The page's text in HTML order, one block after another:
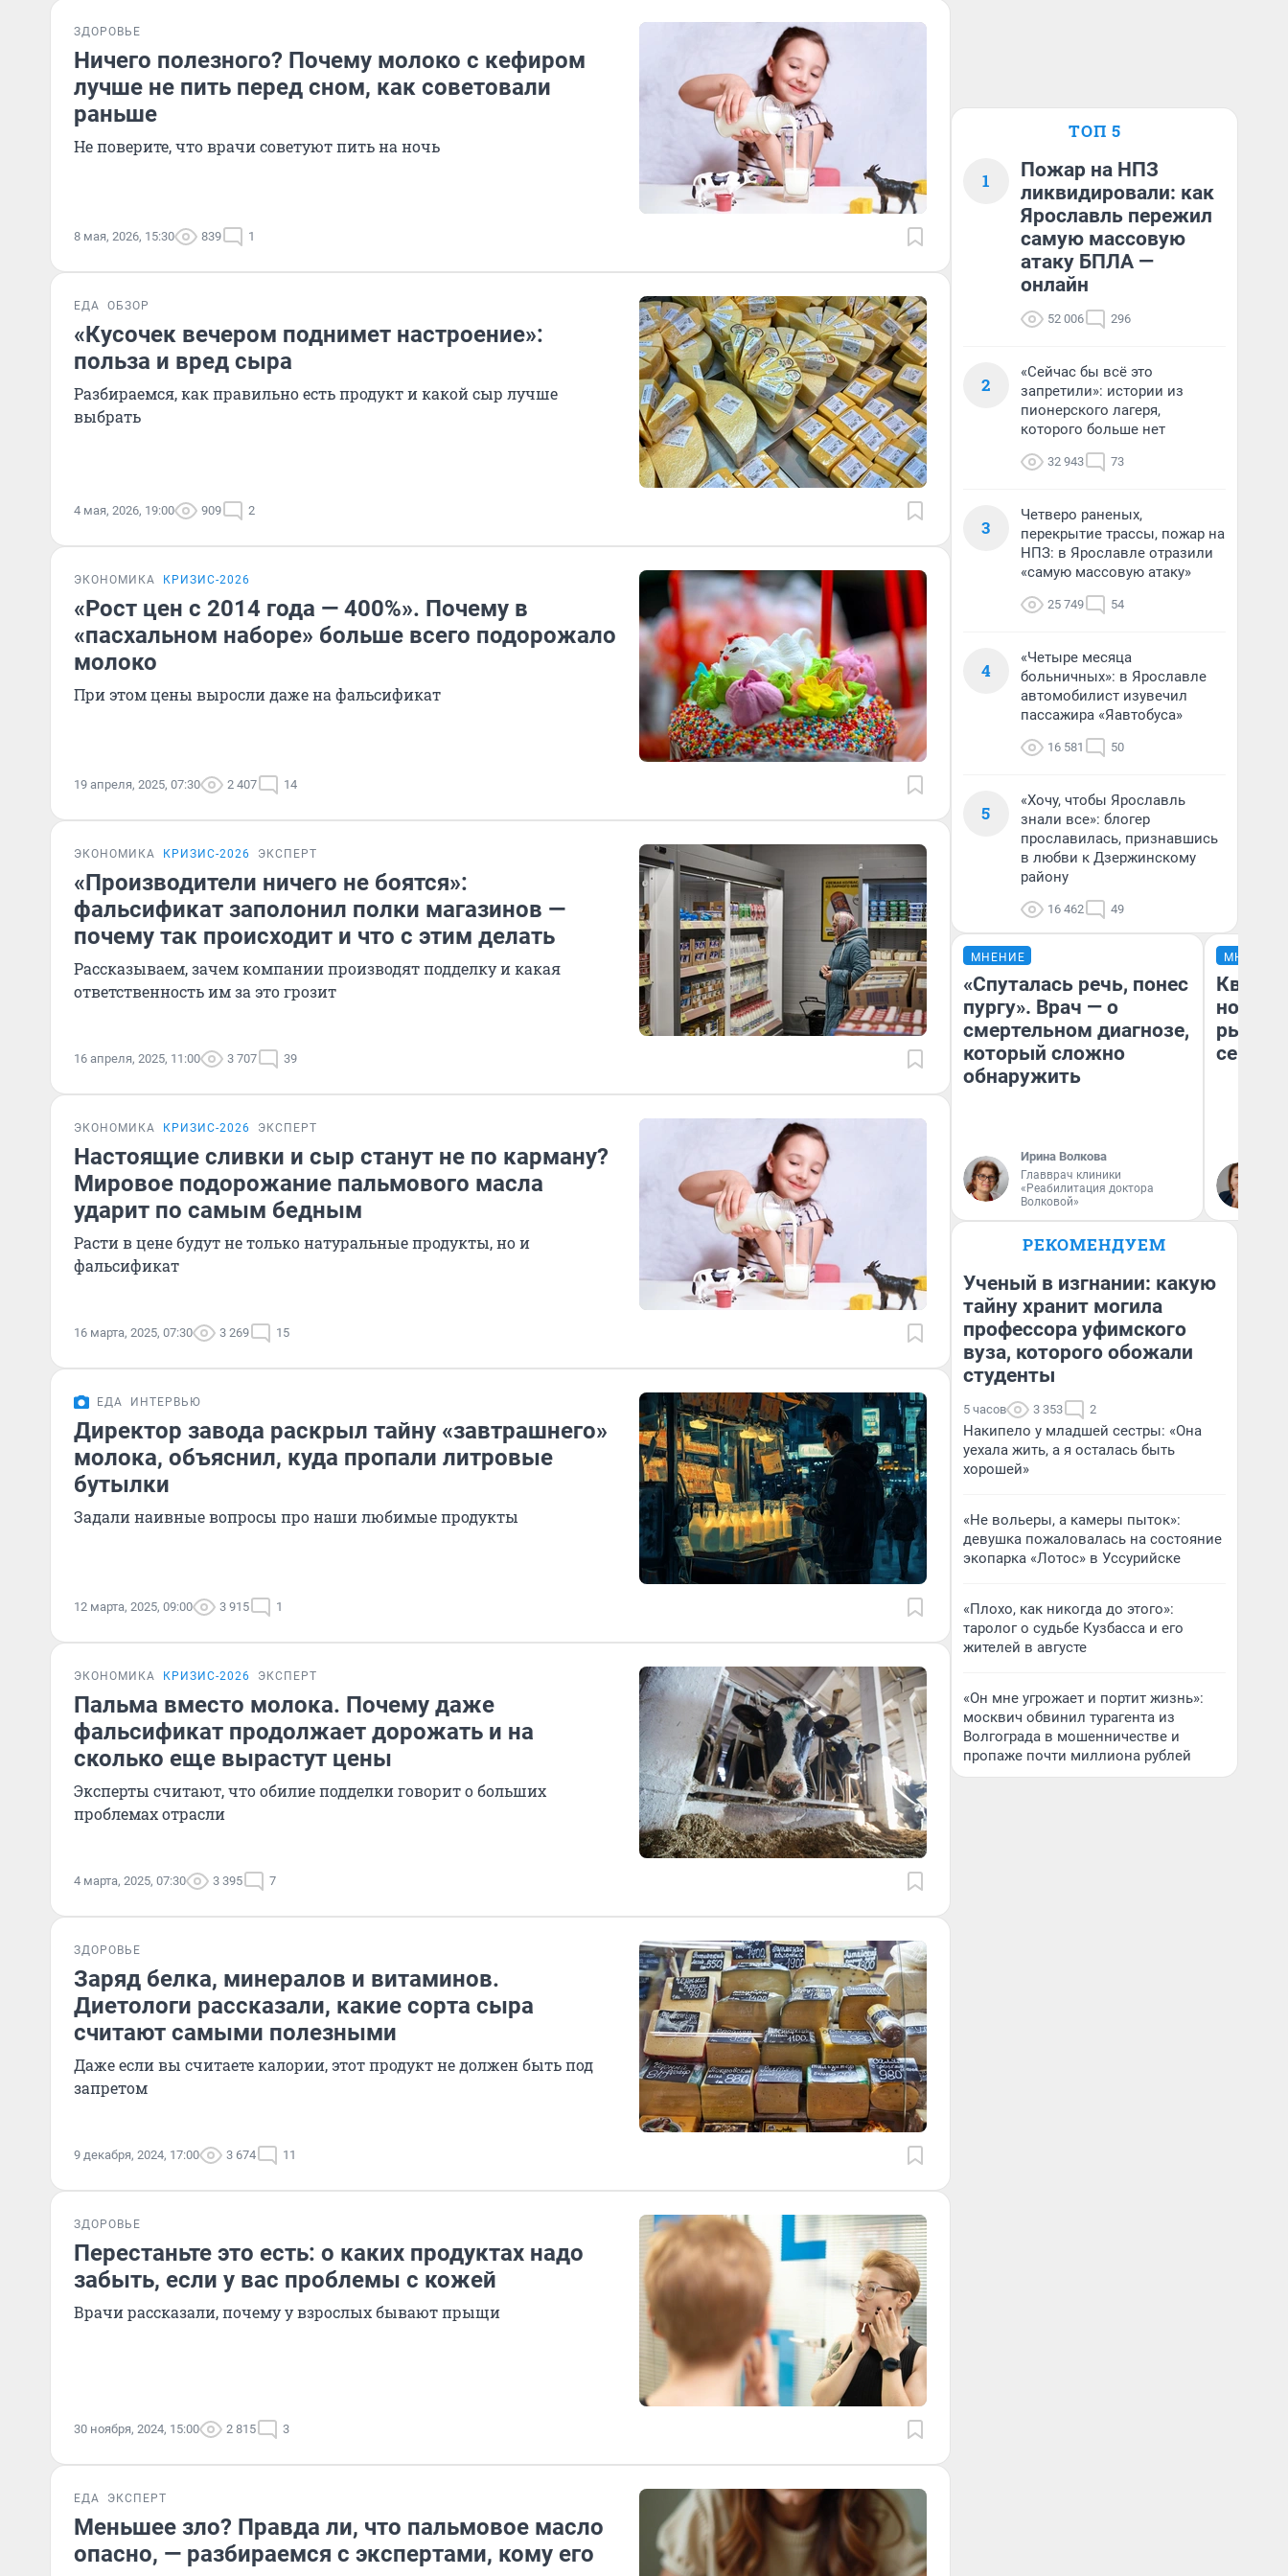
ЗДОРОВЬЕ
Ничего полезного? Почему молоко с кефиром
лучше не пить перед сном, как советовали
раньше
Не поверите, что врачи советуют пить на ночь
8 мая, 2026, 15:30 839 1
ЕДА ОБЗОР
«Кусочек вечером поднимет настроение»:
польза и вред сыра
Разбираемся, как правильно есть продукт и какой сыр лучше
выбрать
4 мая, 2026, 19:00 909 2
ЭКОНОМИКА КРИЗИС-2026
«Рост цен с 2014 года — 400%». Почему в
«пасхальном наборе» больше всего подорожало
молоко
При этом цены выросли даже на фальсификат
19 апреля, 2025, 07:30 2 407 14
ЭКОНОМИКА КРИЗИС-2026 ЭКСПЕРТ
«Производители ничего не боятся»:
фальсификат заполонил полки магазинов —
почему так происходит и что с этим делать
Рассказываем, зачем компании производят подделку и какая
ответственность им за это грозит
16 апреля, 2025, 11:00 3 707 39
ЭКОНОМИКА КРИЗИС-2026 ЭКСПЕРТ
Настоящие сливки и сыр станут не по карману?
Мировое подорожание пальмового масла
ударит по самым бедным
Расти в цене будут не только натуральные продукты, но и
фальсификат
16 марта, 2025, 07:30 3 269 15
ЕДА ИНТЕРВЬЮ
Директор завода раскрыл тайну «завтрашнего»
молока, объяснил, куда пропали литровые
бутылки
Задали наивные вопросы про наши любимые продукты
12 марта, 2025, 09:00 3 915 1
ЭКОНОМИКА КРИЗИС-2026 ЭКСПЕРТ
Пальма вместо молока. Почему даже
фальсификат продолжает дорожать и на
сколько еще вырастут цены
Эксперты считают, что обилие подделки говорит о больших
проблемах отрасли
4 марта, 2025, 07:30 3 395 7
ЗДОРОВЬЕ
Заряд белка, минералов и витаминов.
Диетологи рассказали, какие сорта сыра
считают самыми полезными
Даже если вы считаете калории, этот продукт не должен быть под
запретом
9 декабря, 2024, 17:00 3 674 11
ЗДОРОВЬЕ
Перестаньте это есть: о каких продуктах надо
забыть, если у вас проблемы с кожей
Врачи рассказали, почему у взрослых бывают прыщи
30 ноября, 2024, 15:00 2 815 3
ЕДА ЭКСПЕРТ
Меньшее зло? Правда ли, что пальмовое масло
опасно, — разбираемся с экспертами, кому его
ТОП 5
1
Пожар на НПЗ
ликвидировали: как
Ярославль пережил
самую массовую
атаку БПЛА —
онлайн
52 006 296
2
«Сейчас бы всё это
запретили»: истории из
пионерского лагеря,
которого больше нет
32 943 73
3
Четверо раненых,
перекрытие трассы, пожар на
НПЗ: в Ярославле отразили
«самую массовую атаку»
25 749 54
4
«Четыре месяца
больничных»: в Ярославле
автомобилист изувечил
пассажира «Яавтобуса»
16 581 50
5
«Хочу, чтобы Ярославль
знали все»: блогер
прославилась, признавшись
в любви к Дзержинскому
району
16 462 49
МНЕНИЕ
«Спуталась речь, понес
пургу». Врач — о
смертельном диагнозе,
который сложно
обнаружить
Ирина Волкова
Главврач клиники
«Реабилитация доктора
Волковой»
МНЕНИЕ
но
рынок
РЕКОМЕНДУЕМ
Ученый в изгнании: какую
тайну хранит могила
профессора уфимского
вуза, которого обожали
студенты
5 часов 3 353 2
Накипело у младшей сестры: «Она
уехала жить, а я осталась быть
хорошей»
«Не вольеры, а камеры пыток»:
девушка пожаловалась на состояние
экопарка «Лотос» в Уссурийске
«Плохо, как никогда до этого»:
таролог о судьбе Кузбасса и его
жителей в августе
«Он мне угрожает и портит жизнь»:
москвич обвинил турагента из
Волгограда в мошенничестве и
пропаже почти миллиона рублей